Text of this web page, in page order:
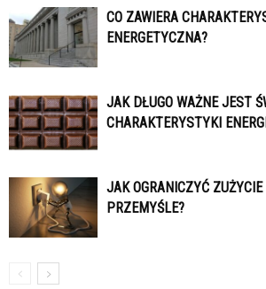
CO ZAWIERA
ENERGETYCZNA?
JAK DŁUGO WAŻNE JEST
CHARAKTERYSTYKI
JAK OGRANICZYĆ ZUŻYCIE
PRZEMYŚLE?